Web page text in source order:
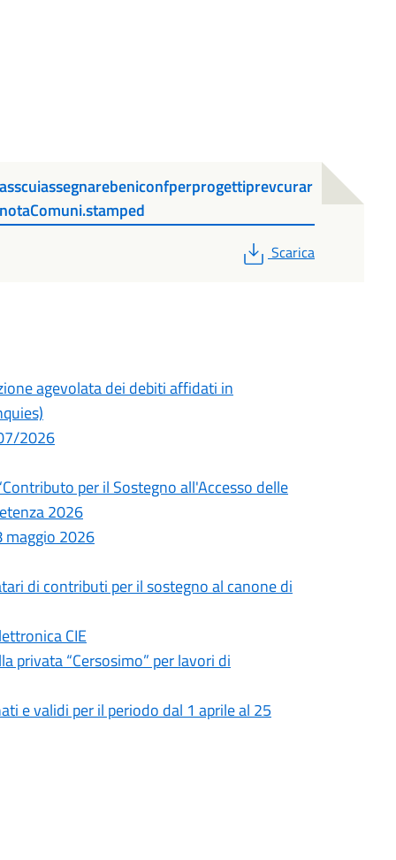
PDF
Scarica
agevolata dei debiti affidati in
2026
per il Sostegno all'Accesso delle
2026
maggio 2026
di contributi per il sostegno al canone di
CIE
privata “Cersosimo” per lavori di
e validi per il periodo dal 1 aprile al 25